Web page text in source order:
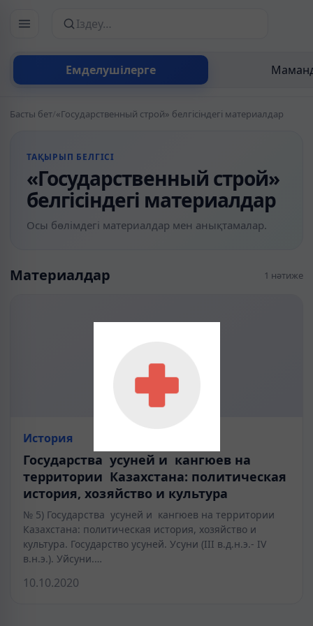
Емделушілерге
Сайттан іздеу
Басты бет/«Государственный строй» белгісіндегі материалдар
ТАҚЫРЫП БЕЛГІСІ
«Государственный строй»
белгісіндегі материалдар
Осы бөлімдегі материалдар мен анықтамалар.
Материалдар 1 нәтиже
История
Государства усуней и кангюев на
территории Казахстана: политическая
история, хозяйство и культура
№ 5) Государства усуней и кангюев на территории
Казахстана: политическая история, хозяйство и
культура. Государство усуней. Усуни (III в.д.н.э.- IV
в.н.э.). Уйсуни.…
10.10.2020